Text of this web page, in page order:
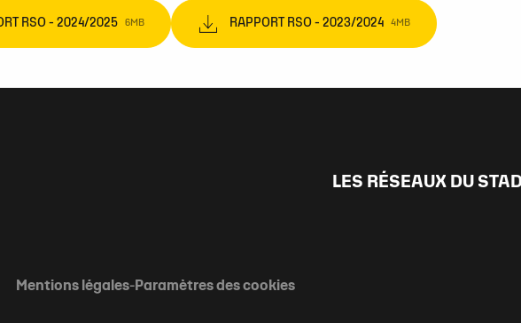
RSO - 2024/2025 6MB RAPPORT RSO - 2023/2024 4MB
Mentions légales- Paramètres des cookies
LES RÉSEAUX DU